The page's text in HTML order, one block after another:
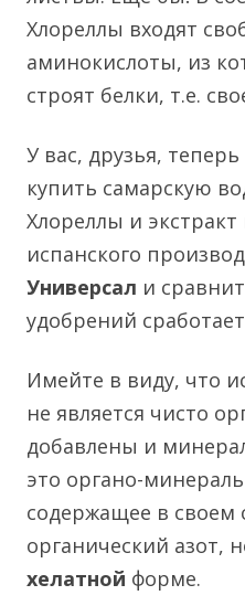
Хлореллы входят
аминокислоты, из
строят белки, т.е.
У вас, друзья,
купить самарскую
Хлореллы и
испанского
Универсал и
удобрений
Имейте в виду, что
не является чисто
добавлены и
это органо-
содержащее в своем
органический азот,
хелатной форме.